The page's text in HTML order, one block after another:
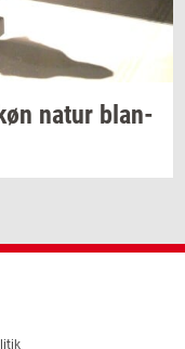
natur blan­